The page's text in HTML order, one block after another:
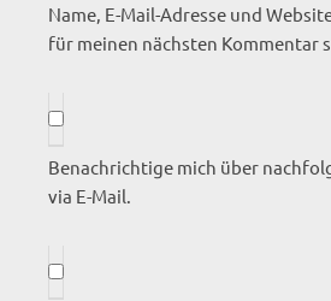
Name, E-Mail-Adresse und
für meinen nächsten Kommentar
Benachrichtige mich über
via E-Mail.